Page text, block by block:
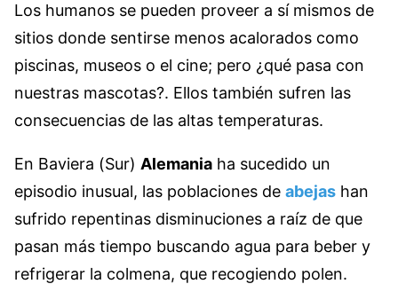
Los humanos se pueden proveer a sí mismos de
sitios donde sentirse menos acalorados como
piscinas, museos o el cine; pero ¿qué pasa con
nuestras mascotas?. Ellos también sufren las
consecuencias de las altas temperaturas.
En Baviera (Sur) Alemania ha sucedido un
episodio inusual, las poblaciones de abejas han
sufrido repentinas disminuciones a raíz de que
pasan más tiempo buscando agua para beber y
refrigerar la colmena, que recogiendo polen.